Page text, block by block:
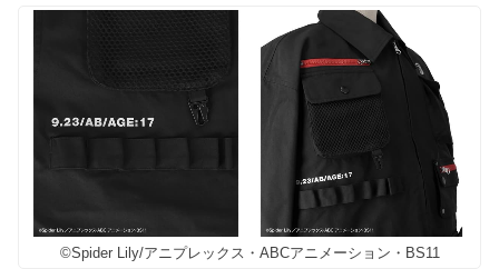
©Spider Lily/アニプレックス・ABCアニメーション・BS11